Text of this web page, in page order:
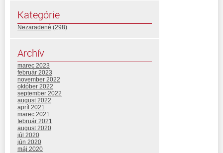
Kategórie
Nezaradené (298)
Archív
marec 2023
február 2023
november 2022
október 2022
september 2022
august 2022
apríl 2021
marec 2021
február 2021
august 2020
júl 2020
jún 2020
máj 2020